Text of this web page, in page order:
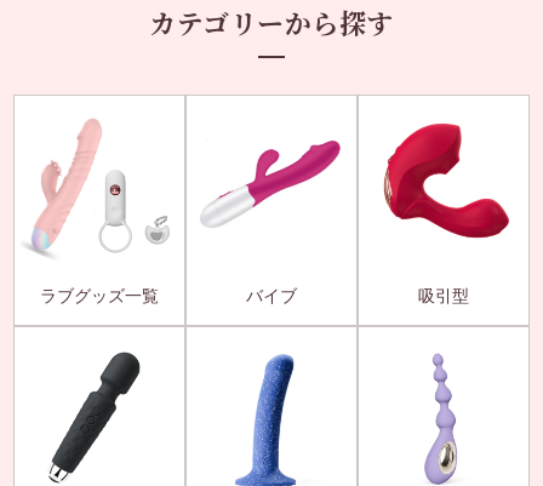
カテゴリーから探す
ラブグッズ一覧 バイブ 吸引型